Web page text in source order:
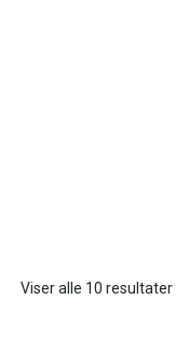
Viser alle 10 resultater